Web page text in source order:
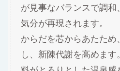
が見事なバランスで調和
気分が再現されます。
からだを芯からあたため
し、新陳代謝を高めま